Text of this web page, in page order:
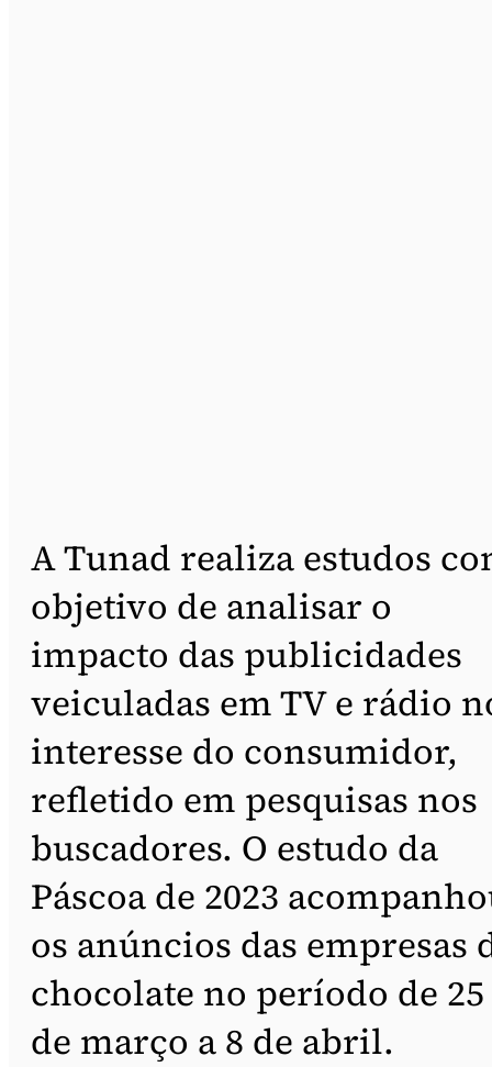
A Tunad realiza estudos
objetivo de analisar o
impacto das publicidades
veiculadas em TV e rádio
interesse do consumidor,
refletido em pesquisas nos
buscadores. O estudo da
Páscoa de 2023
os anúncios das empresas
chocolate no período de 25
de março a 8 de abril.